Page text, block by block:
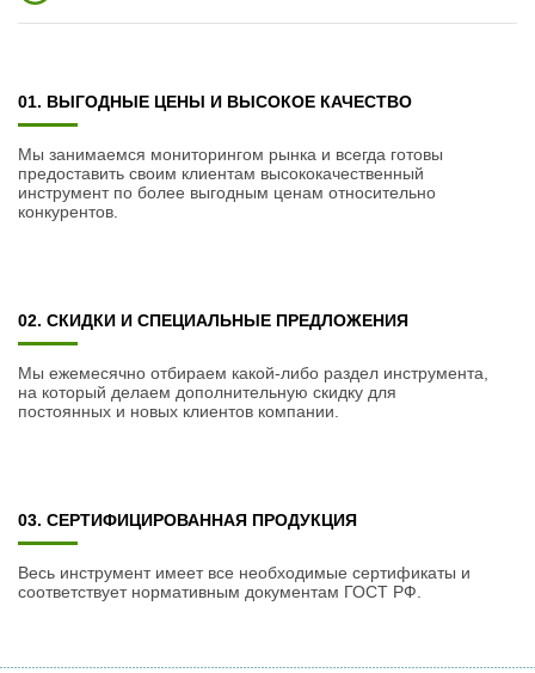
01. ВЫГОДНЫЕ ЦЕНЫ И ВЫСОКОЕ КАЧЕСТВО
Мы занимаемся мониторингом рынка и всегда готовы
предоставить своим клиентам высококачественный
инструмент по более выгодным ценам относительно
конкурентов.
02. СКИДКИ И СПЕЦИАЛЬНЫЕ ПРЕДЛОЖЕНИЯ
Мы ежемесячно отбираем какой-либо раздел инструмента,
на который делаем дополнительную скидку для
постоянных и новых клиентов компании.
03. СЕРТИФИЦИРОВАННАЯ ПРОДУКЦИЯ
Весь инструмент имеет все необходимые сертификаты и
соответствует нормативным документам ГОСТ РФ.